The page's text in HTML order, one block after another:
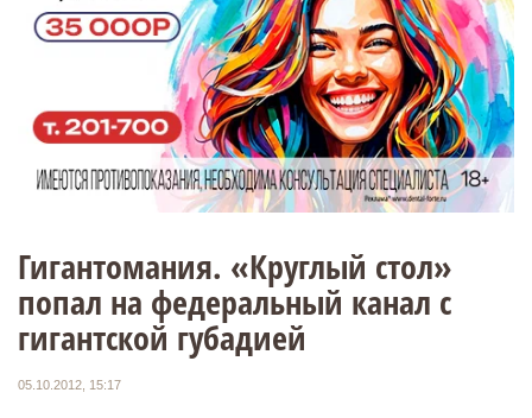
Гигантомания. «Круглый стол»
попал на федеральный канал с
гигантской губадией
05.10.2012, 15:17